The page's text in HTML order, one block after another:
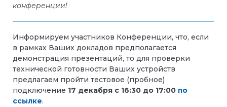
конференции!
Информируем участников Конференции, что, если
в рамках Ваших докладов предполагается
демонстрация презентаций, то для проверки
технической готовности Ваших устройств
предлагаем пройти тестовое (пробное)
подключение 17 декабря с 16:30 до 17:00 по
ссылке.